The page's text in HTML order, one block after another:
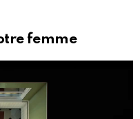
femme